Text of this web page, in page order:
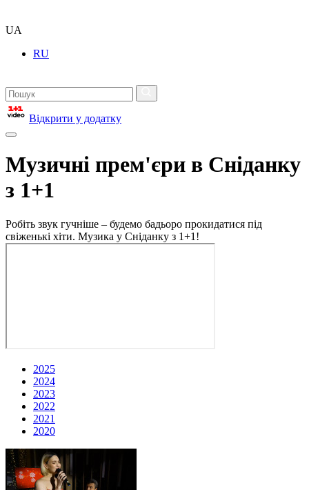
UA
RU
Відкрити у додатку
Музичні прем'єри в Сніданку
з 1+1
Робіть звук гучніше – будемо бадьоро прокидатися під
свіженькі хіти. Музика у Сніданку з 1+1!
2025
2024
2023
2022
2021
2020